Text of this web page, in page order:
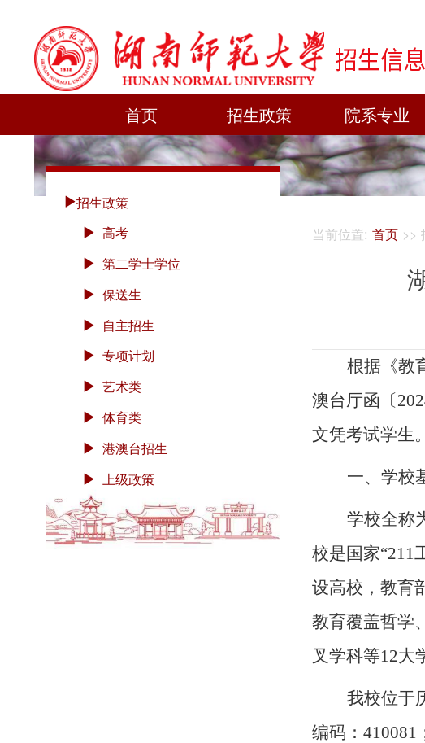
首页 招生政策 院系专业
招生政策
高考
第二学士学位
保送生
自主招生
专项计划
艺术类
体育类
港澳台招生
上级政策
当前位置: 首页 >>
根据《教
澳台厅函〔
文凭考试学生。
一、学校
学校全称
校是国家“211
设高校，教育
教育覆盖哲学
叉学科等12大
我校位于
编码： 410081